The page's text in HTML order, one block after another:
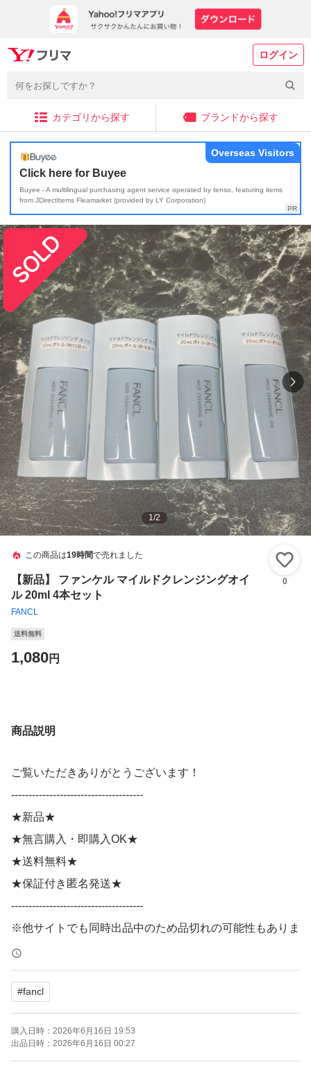
ログイン
カテゴリから探す ブランドから探す
Click here for Buyee
Buyee - A multilingual purchasing agent service operated by tenso, featuring items
from JDirectItems Fleamarket (provided by LY Corporation)
Overseas Visitors
1/2
この商品は19時間で売れました
【新品】 ファンケル マイルドクレンジングオイ
ル 20ml 4本セット
FANCL
0
送料無料
1,080円
商品説明
ご覧いただきありがとうございます！
--------------------------------------
★新品★
★無言購入・即購入OK★
★送料無料★
★保証付き匿名発送★
--------------------------------------
※他サイトでも同時出品中のため品切れの可能性もありま
す。早い者勝ちです。
ファンケル マイルドクレンジングオイルe
内容量:20ml
数量:4本
購入時期:2026.6
#fancl
購入日時： 2026年6月16日 19:53
出品日時： 2026年6月16日 00:27